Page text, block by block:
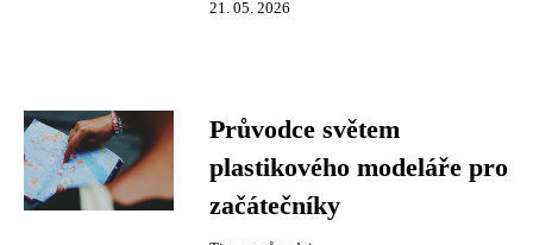
21. 05. 2026
Průvodce světem
plastikového modeláře pro
začátečníky